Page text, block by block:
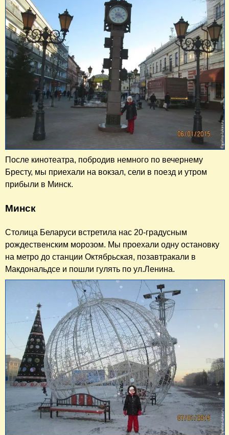
После кинотеатра, побродив немного по вечернему
Бресту, мы приехали на вокзал, сели в поезд и утром
прибыли в Минск.
Минск
Столица Беларуси встретила нас 20-градусным
рождественским морозом. Мы проехали одну остановку
на метро до станции Октябрьская, позавтракали в
Макдональдсе и пошли гулять по ул.Ленина.